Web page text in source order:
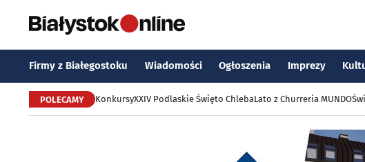
Firmy z Białegostoku Wiadomości Ogłoszenia Imprezy
POLECAMY KonkursyXXIV Podlaskie Święto ChlebaLato z Churreria MUNDO